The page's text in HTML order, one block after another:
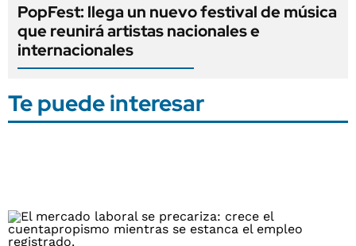
PopFest: llega un nuevo festival de música
que reunirá artistas nacionales e
internacionales
Te puede interesar